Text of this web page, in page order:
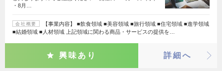
・8月…
会社概要
【事業内容】 ■飲食領域 ■美容領域 ■旅行領域 ■住宅領域 ■進学領域
■結婚領域 ■人材領域 上記領域に関わる商品・サービスの提供を…
興味あり 詳細へ